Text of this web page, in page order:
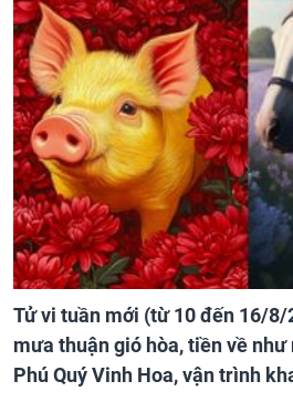
Tử vi tuần mới (từ 10 đến 16/8/
mưa thuận gió hòa, tiền về như
Phú Quý Vinh Hoa, vận trình